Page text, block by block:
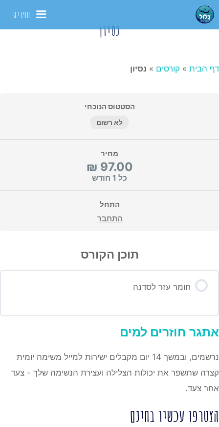
לדלג
לתוכן
תפריט
נסיון
דף הבית » קורסים » נסיון
הסטטוס הנוכחי
לא רשום
מחיר
כל 1 חודש
התחל
התחבר
תוכן הקורס
חומר עזר לסדנה
אתגר חוזרים למים
נרשמים, ובמשך 14 יום מקבלים ישירות למייל משימה יומית
קצרה שתשפר את יכולות הצלילה ועצירת הנשימה שלך - צעד
אחר צעד.
הצטרפו עכשיו בחינם